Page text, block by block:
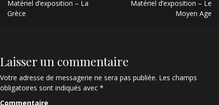
N
i
g
a
Matériel d’exposition – La
Grèce
Matériel d’exposition – Le
Moyen Age
Laisser un commentaire
Votre adresse de messagerie ne sera pas publiée. Les champs
obligatoires sont indiqués avec *
Commentaire